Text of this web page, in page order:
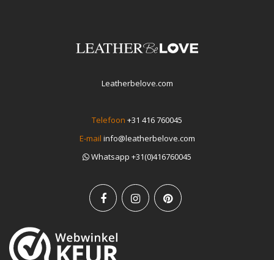
Leatherbelove.com
Telefoon +31 416 760045
E-mail info@leatherbelove.com
Whatsapp +31(0)416760045